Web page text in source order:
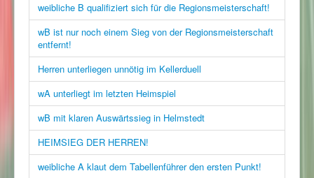
weibliche B qualifiziert sich für die Regionsmeisterschaft!
wB ist nur noch einem Sieg von der Regionsmeisterschaft
entfernt!
Herren unterliegen unnötig im Kellerduell
wA unterliegt im letzten Heimspiel
wB mit klaren Auswärtssieg in Helmstedt
HEIMSIEG DER HERREN!
weibliche A klaut dem Tabellenführer den ersten Punkt!